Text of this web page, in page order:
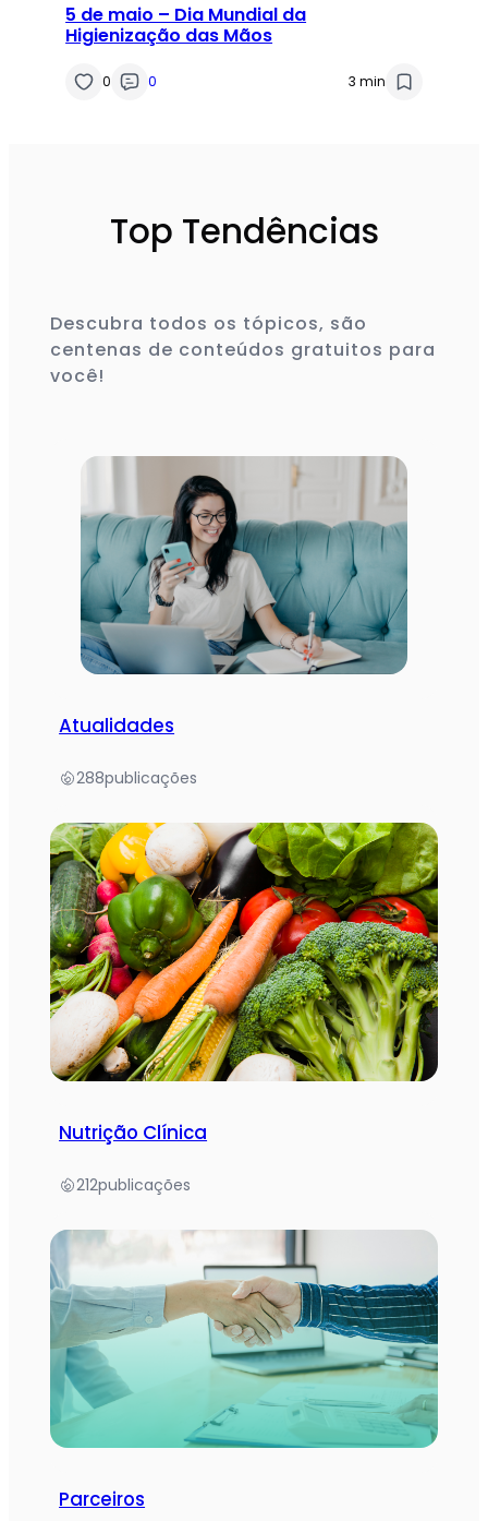
5 de maio – Dia Mundial da
Higienização das Mãos
0 0 3 min
Top Tendências
Descubra todos os tópicos, são
centenas de conteúdos gratuitos para
você!
Atualidades
288publicações
Nutrição Clínica
212publicações
Parceiros